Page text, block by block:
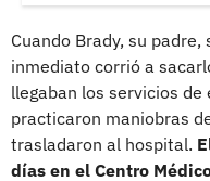
Cuando Brady, su
inmediato corrió a
llegaban los servicios
practicaron maniobras
trasladaron al hospital.
días en el Centro